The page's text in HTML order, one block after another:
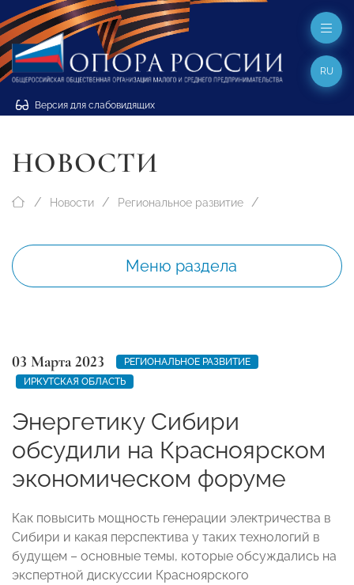
Версия для слабовидящих
RU
НОВОСТИ
Новости Региональное развитие
Меню раздела
03 Марта 2023
РЕГИОНАЛЬНОЕ РАЗВИТИЕ
ИРКУТСКАЯ ОБЛАСТЬ
Энергетику Сибири
обсудили на Красноярском
экономическом форуме
Как повысить мощность генерации электричества в
Сибири и какая перспектива у таких технологий в
будущем – основные темы, которые обсуждались на
экспертной дискуссии Красноярского